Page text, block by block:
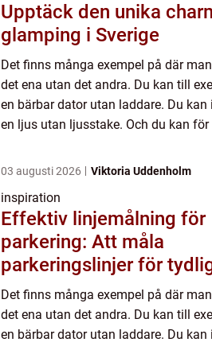
Upptäck den unika
glamping i Sverige
Det finns många exempel på där
det ena utan det andra. Du kan till
en bärbar dator utan laddare. Du kan
en ljus utan ljusstake. Och du kan
03 augusti 2026 Viktoria Uddenholm
inspiration
Effektiv linjemålning för
parkering: Att måla
parkeringslinjer för
säkra parkeringsytor
Det finns många exempel på där
det ena utan det andra. Du kan till
en bärbar dator utan laddare. Du kan